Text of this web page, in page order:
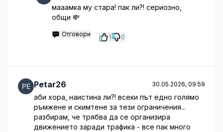
мааамка му стара! пак ли?! сериозно,
общи 💸
Отговори 1 0
Petar26 30.05.2026, 09:59
аби хора, наистина ли?! всеки път едно голямо
ръмжене и скимтене за тези ограничения...
разбирам, че трябва да се организира
движението заради трафика - все пак много